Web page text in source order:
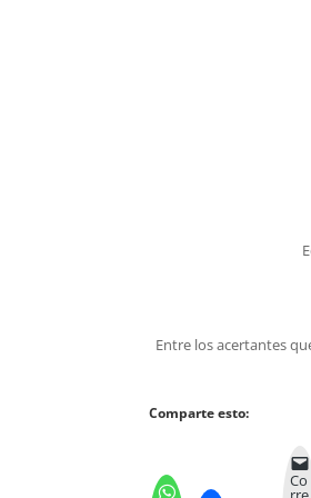
Entre los acertantes
Comparte esto:
Co